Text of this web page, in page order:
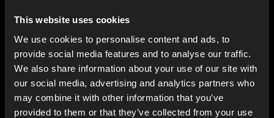
This website uses cookies
We use cookies to personalise content and ads, to
provide social media features and to analyse our traffic.
We also share information about your use of our site with
our social media, advertising and analytics partners who
may combine it with other information that you’ve
provided to them or that they’ve collected from your use